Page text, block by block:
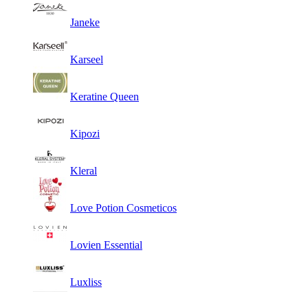
Janeke
Karseel
Keratine Queen
Kipozi
Kleral
Love Potion Cosmeticos
Lovien Essential
Luxliss